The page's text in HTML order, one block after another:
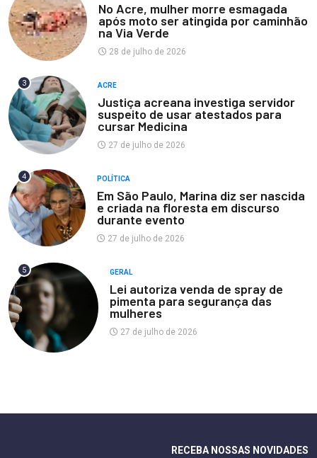
No Acre, mulher morre esmagada
após moto ser atingida por caminhão
na Via Verde
28 de julho de 2026
3 ACRE
Justiça acreana investiga servidor
suspeito de usar atestados para
cursar Medicina
27 de julho de 2026
4 POLÍTICA
Em São Paulo, Marina diz ser nascida
e criada na floresta em discurso
durante evento
27 de julho de 2026
5 GERAL
Lei autoriza venda de spray de
pimenta para segurança das
mulheres
27 de julho de 2026
RECEBA NOSSAS NOVIDADES